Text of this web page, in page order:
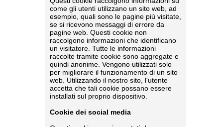
come gli utenti utilizzano un sito web, ad
esempio, quali sono le pagine più visitate,
se si ricevono messaggi di errore da
pagine web. Questi cookie non
raccolgono informazioni che identificano
un visitatore. Tutte le informazioni
raccolte tramite cookie sono aggregate e
quindi anonime. Vengono utilizzati solo
per migliorare il funzionamento di un sito
web. Utilizzando il nostro sito, l'utente
accetta che tali cookie possano essere
installati sul proprio dispositivo.
Cookie dei social media